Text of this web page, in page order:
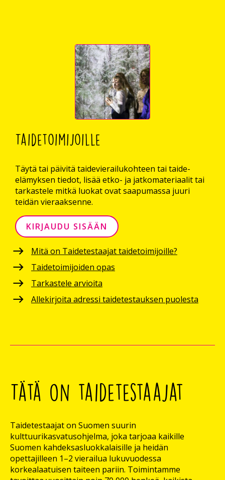
Taidetoimijoille
Täytä tai päivitä taidevierailukohteen tai taide-
elämyksen tiedot, lisää etko- ja jatkomateriaalit tai
tarkastele mitkä luokat ovat saapumassa juuri
teidän vieraaksenne.
KIRJAUDU SISÄÄN
Mitä on Taidetestaajat taidetoimijoille?
Taidetoimijoiden opas
Tarkastele arvioita
Allekirjoita adressi taidetestauksen puolesta
Tätä on taidetestaajat
Taidetestaajat on Suomen suurin
kulttuurikasvatusohjelma, joka tarjoaa kaikille
Suomen kahdeksasluokkalaisille ja heidän
opettajilleen 1–2 vierailua lukuvuodessa
korkealaatuisen taiteen pariin. Toimintamme